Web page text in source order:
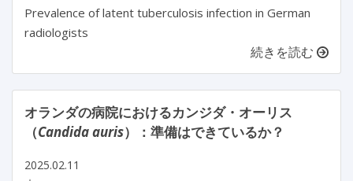
Prevalence of latent tuberculosis infection in German
radiologists
続きを読む
オランダの病院におけるカンジダ・オーリス
（Candida auris）：準備はできているか？
2025.02.11